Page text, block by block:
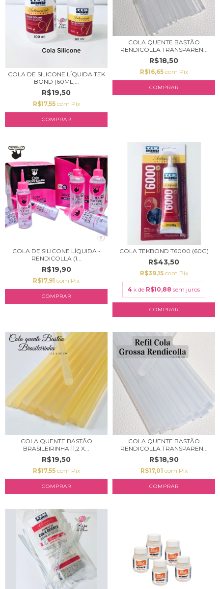
COLA DE SILICONE LÍQUIDA TEK
BOND (60ML,...
R$19,50
R$17,55 com Pix
COMPRAR
COLA QUENTE BASTÃO
RENDICOLLA TRANSPAREN...
R$18,50
R$16,65 com Pix
COMPRAR
COLA DE SILICONE LÍQUIDA -
RENDICOLLA (1...
R$19,90
R$17,91 com Pix
COMPRAR
COLA TEKBOND T6000 (60G)
R$43,50
R$39,15 com Pix
4 x de R$10,88 sem juros
COLA QUENTE BASTÃO
BRASILEIRINHA 11,2 X...
R$19,50
R$17,55 com Pix
COMPRAR
COLA QUENTE BASTÃO
RENDICOLLA TRANSPAREN...
R$18,90
R$17,01 com Pix
COMPRAR